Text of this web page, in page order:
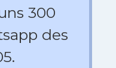
300
des